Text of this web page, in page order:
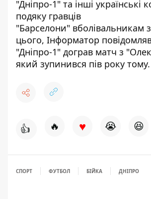
"Дніпро-1" та інші українські
подяку гравців
"Барселони" вболівальникам з
цього, Інформатор
"Дніпро-1" дограв матч з
який зупинився пів року тому.
👍 🔥 ♥ 😭 😆
СПОРТ ФУТБОЛ БІЙКА ДНІПРО